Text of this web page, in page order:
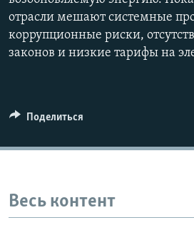
отрасли мешают системные
коррупционные риски,
законов и низкие тарифы на
Поделиться
Весь контент